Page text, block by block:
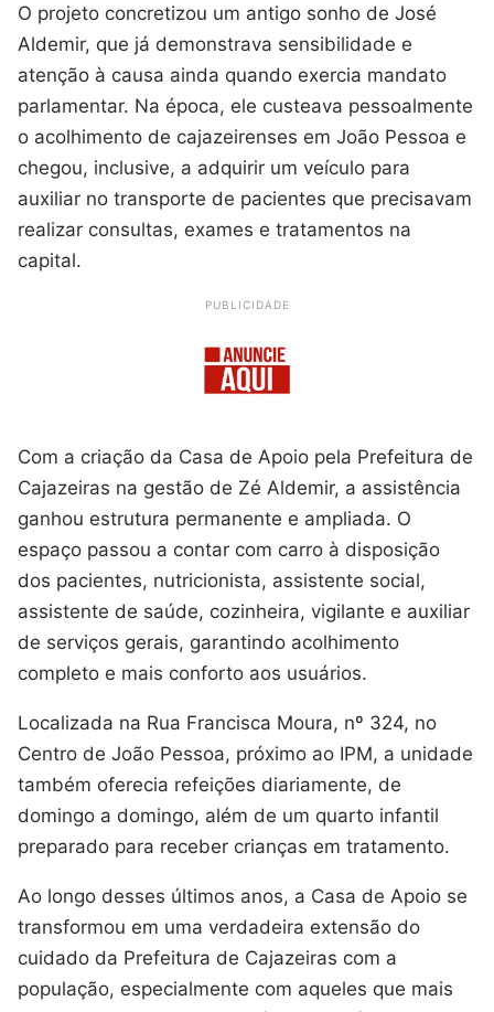
O projeto concretizou um antigo sonho de José
Aldemir, que já demonstrava sensibilidade e
atenção à causa ainda quando exercia mandato
parlamentar. Na época, ele custeava pessoalmente
o acolhimento de cajazeirenses em João Pessoa e
chegou, inclusive, a adquirir um veículo para
auxiliar no transporte de pacientes que precisavam
realizar consultas, exames e tratamentos na
capital.
PUBLICIDADE
Com a criação da Casa de Apoio pela Prefeitura de
Cajazeiras na gestão de Zé Aldemir, a assistência
ganhou estrutura permanente e ampliada. O
espaço passou a contar com carro à disposição
dos pacientes, nutricionista, assistente social,
assistente de saúde, cozinheira, vigilante e auxiliar
de serviços gerais, garantindo acolhimento
completo e mais conforto aos usuários.
Localizada na Rua Francisca Moura, nº 324, no
Centro de João Pessoa, próximo ao IPM, a unidade
também oferecia refeições diariamente, de
domingo a domingo, além de um quarto infantil
preparado para receber crianças em tratamento.
Ao longo desses últimos anos, a Casa de Apoio se
transformou em uma verdadeira extensão do
cuidado da Prefeitura de Cajazeiras com a
população, especialmente com aqueles que mais